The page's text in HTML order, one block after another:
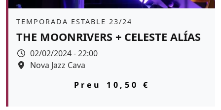
Àmbit
TEMPORADA ESTABLE 23/24
THE MOONRIVERS + CELESTE ALÍAS
Data
02/02/2024 - 22:00
Espai
Nova Jazz Cava
Preu 10,50 €